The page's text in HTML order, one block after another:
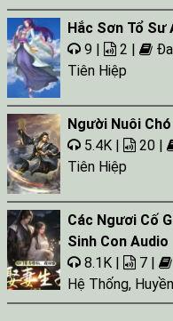
Tap 049
Tap 050
Tap 051
Tap 052
Tap 053
Tap 054
Tap 055
Tap 056
Tap 057
Tap 058
Hắc Sơn Tổ Sư
9 |
2 |
Tiên Hiệp
Người Nuôi
5.4K |
20 |
Tiên Hiệp
Các Ngươi Cố
Sinh Con Audio
8.1K |
7 |
Hệ Thống,